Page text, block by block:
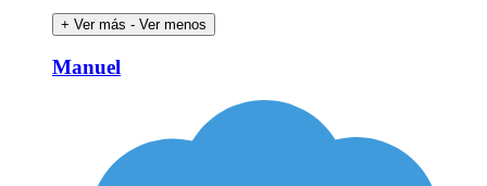
+ Ver más - Ver menos
Manuel